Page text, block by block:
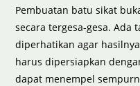
Pembuatan batu sikat
secara tergesa-gesa. Ada
diperhatikan agar
harus dipersiapkan
dapat menempel